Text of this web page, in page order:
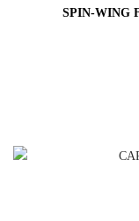
SPIN-WING